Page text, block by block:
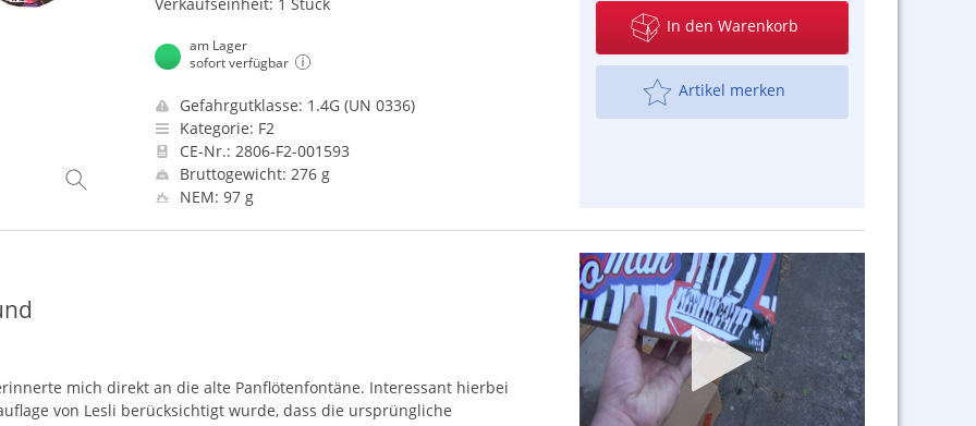
am Lager
sofort verfügbar
Gefahrgutklasse: 1.4G (UN 0336)
Kategorie: F2
CE-Nr.: 2806-F2-001593
Bruttogewicht: 276 g
NEM: 97 g
In den Warenkorb
Artikel merken
mich direkt an die alte Panflötenfontäne. Interessant hierbei
von Lesli berücksichtigt wurde, dass die ursprüngliche